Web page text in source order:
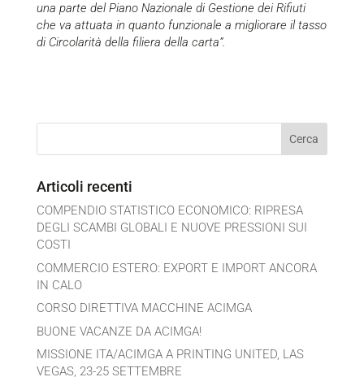
una parte del Piano Nazionale di Gestione dei Rifiuti
che va attuata in quanto funzionale a migliorare il tasso
di Circolarità della filiera della carta”.
Articoli recenti
COMPENDIO STATISTICO ECONOMICO: RIPRESA
DEGLI SCAMBI GLOBALI E NUOVE PRESSIONI SUI
COSTI
COMMERCIO ESTERO: EXPORT E IMPORT ANCORA
IN CALO
CORSO DIRETTIVA MACCHINE ACIMGA
BUONE VACANZE DA ACIMGA!
MISSIONE ITA/ACIMGA A PRINTING UNITED, LAS
VEGAS, 23-25 SETTEMBRE